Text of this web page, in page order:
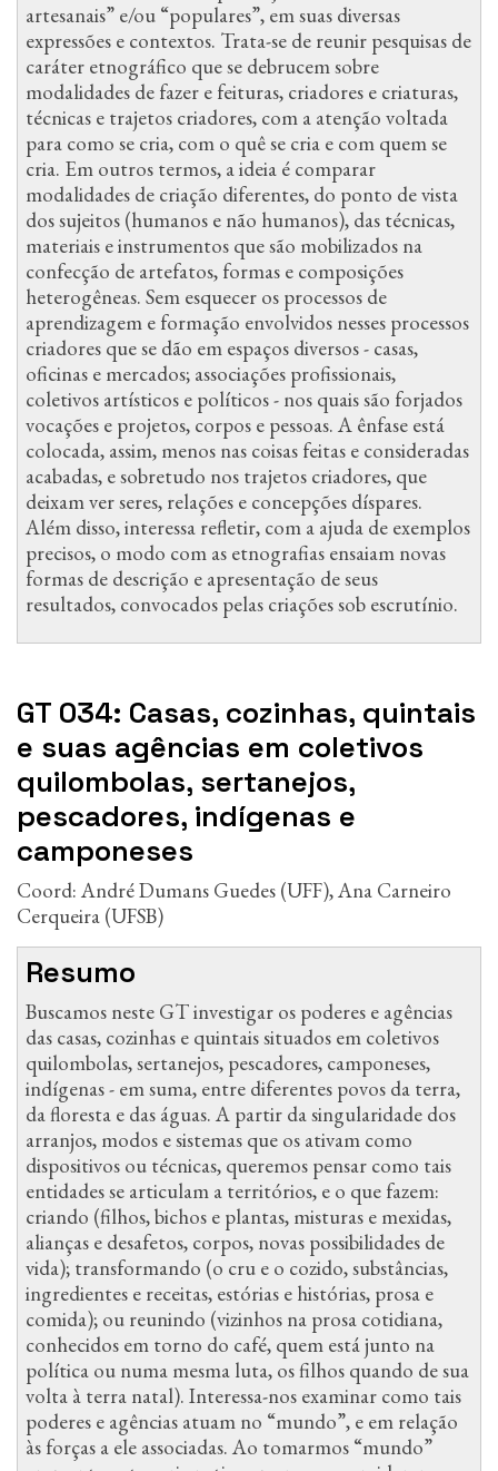
artesanais” e/ou “populares”, em suas diversas
expressões e contextos. Trata-se de reunir pesquisas de
caráter etnográfico que se debrucem sobre
modalidades de fazer e feituras, criadores e criaturas,
técnicas e trajetos criadores, com a atenção voltada
para como se cria, com o quê se cria e com quem se
cria. Em outros termos, a ideia é comparar
modalidades de criação diferentes, do ponto de vista
dos sujeitos (humanos e não humanos), das técnicas,
materiais e instrumentos que são mobilizados na
confecção de artefatos, formas e composições
heterogêneas. Sem esquecer os processos de
aprendizagem e formação envolvidos nesses processos
criadores que se dão em espaços diversos - casas,
oficinas e mercados; associações profissionais,
coletivos artísticos e políticos - nos quais são forjados
vocações e projetos, corpos e pessoas. A ênfase está
colocada, assim, menos nas coisas feitas e consideradas
acabadas, e sobretudo nos trajetos criadores, que
deixam ver seres, relações e concepções díspares.
Além disso, interessa refletir, com a ajuda de exemplos
precisos, o modo com as etnografias ensaiam novas
formas de descrição e apresentação de seus
resultados, convocados pelas criações sob escrutínio.
GT 034: Casas, cozinhas, quintais
e suas agências em coletivos
quilombolas, sertanejos,
pescadores, indígenas e
camponeses
Coord: André Dumans Guedes (UFF), Ana Carneiro
Cerqueira (UFSB)
Resumo
Buscamos neste GT investigar os poderes e agências
das casas, cozinhas e quintais situados em coletivos
quilombolas, sertanejos, pescadores, camponeses,
indígenas - em suma, entre diferentes povos da terra,
da floresta e das águas. A partir da singularidade dos
arranjos, modos e sistemas que os ativam como
dispositivos ou técnicas, queremos pensar como tais
entidades se articulam a territórios, e o que fazem:
criando (filhos, bichos e plantas, misturas e mexidas,
alianças e desafetos, corpos, novas possibilidades de
vida); transformando (o cru e o cozido, substâncias,
ingredientes e receitas, estórias e histórias, prosa e
comida); ou reunindo (vizinhos na prosa cotidiana,
conhecidos em torno do café, quem está junto na
política ou numa mesma luta, os filhos quando de sua
volta à terra natal). Interessa-nos examinar como tais
poderes e agências atuam no “mundo”, e em relação
às forças a ele associadas. Ao tomarmos “mundo”